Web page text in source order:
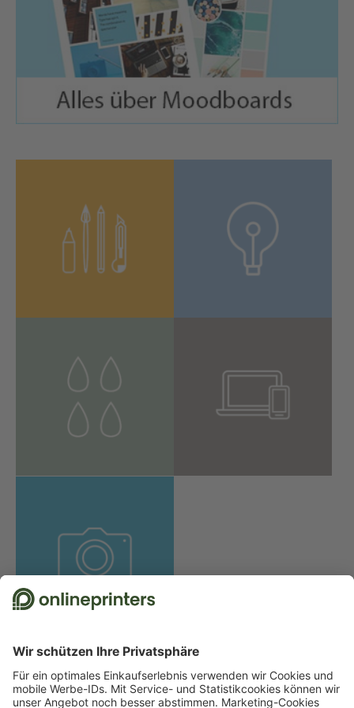
Lens-Flare-Effekt erzeugen – Photoshop Basics
Tutorial
03:33
InDesign-Tutorial: Gold in CMYK
08:52